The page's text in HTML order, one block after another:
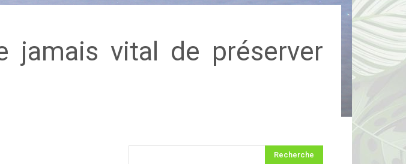
jamais vital de préserver